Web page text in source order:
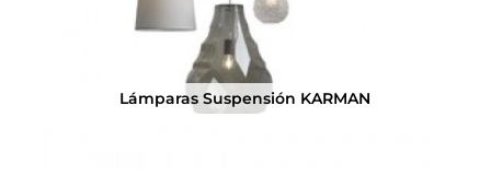
Lámparas Suspensión KARMAN